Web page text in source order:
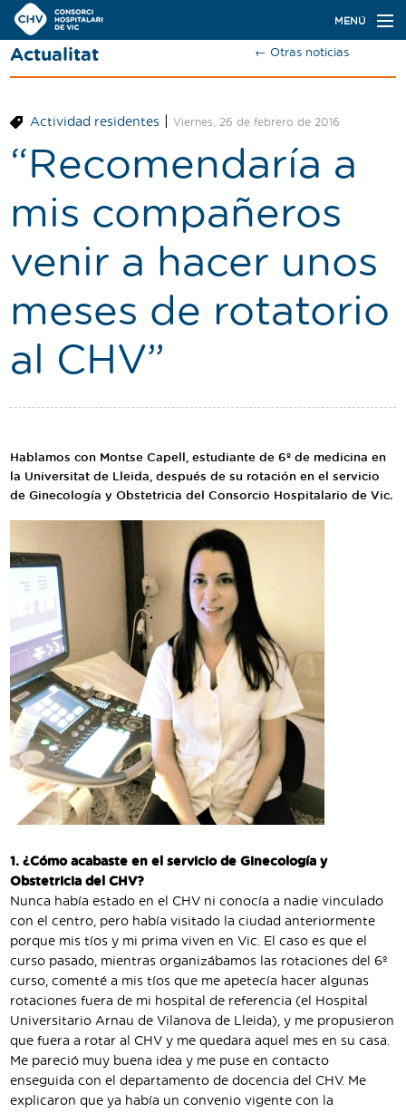
Navegación
principal
MENÚ
Actualidad
Oferta de plazas
Ser residente
Contacto
Buscador
Segueix-nos:
Actualitat ← Otras noticias
Actividad residentes| Viernes, 26 de febrero de 2016
“Recomendaría a
mis compañeros
venir a hacer unos
meses de rotatorio
al CHV”
Hablamos con Montse Capell, estudiante de 6º de medicina en
la Universitat de Lleida, después de su rotación en el servicio
de Ginecología y Obstetricia del Consorcio Hospitalario de Vic.
1. ¿Cómo acabaste en el servicio de Ginecología y
Obstetricia del CHV?
Nunca había estado en el CHV ni conocía a nadie vinculado
con el centro, pero había visitado la ciudad anteriormente
porque mis tíos y mi prima viven en Vic. El caso es que el
curso pasado, mientras organizábamos las rotaciones del 6º
curso, comenté a mis tíos que me apetecía hacer algunas
rotaciones fuera de mi hospital de referencia (el Hospital
Universitario Arnau de Vilanova de Lleida), y me propusieron
que fuera a rotar al CHV y me quedara aquel mes en su casa.
Me pareció muy buena idea y me puse en contacto
enseguida con el departamento de docencia del CHV. Me
explicaron que ya había un convenio vigente con la